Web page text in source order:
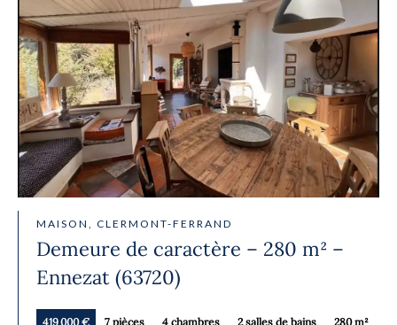
MAISON, CLERMONT-FERRAND
Demeure de caractère – 280 m² –
Ennezat (63720)
419 000 € 7 pièces 4 chambres 2 salles de bains 280 m²